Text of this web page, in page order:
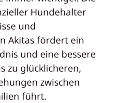
Hundehalter
und
Akitas fördert ein
und eine bessere
zu glücklicheren,
zwischen
führt.